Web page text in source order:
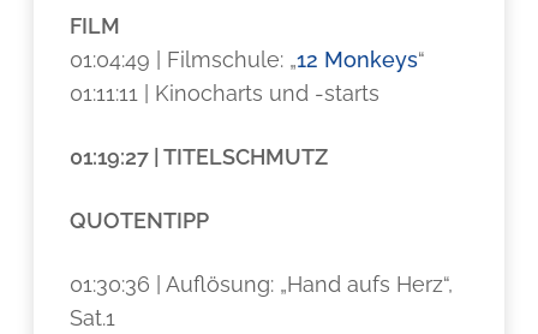
FILM
01:04:49 | Filmschule: „12 Monkeys“
01:11:11 | Kinocharts und -starts
01:19:27 | TITELSCHMUTZ
QUOTENTIPP
01:30:36 | Auflösung: „Hand aufs Herz“,
Sat.1